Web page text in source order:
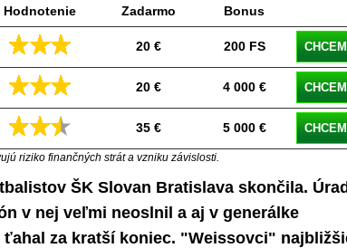
Hodnotenie Zadarmo Bonus
20 € 200 FS
20 € 4 000 €
35 € 5 000 €
riziko finančných strát a vzniku závislosti.
ŠK Slovan Bratislava skončila.
v nej veľmi neoslnil a aj v generálke
ťahal za kratší koniec. "Weissovci"